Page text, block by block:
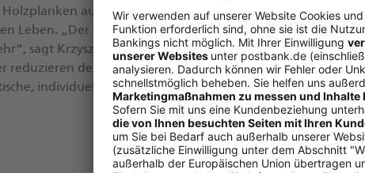
aus Eiche oder Ulme erwachen als
Leben. „Der Handel mit Recycling- Hölzern ist
sagt Krzysztof Pompa von der BHW Bau­spar­
redu­zieren den Ver­brauch von exo­tischen Hölzern
indi­vi­duelle Gestaltung.“